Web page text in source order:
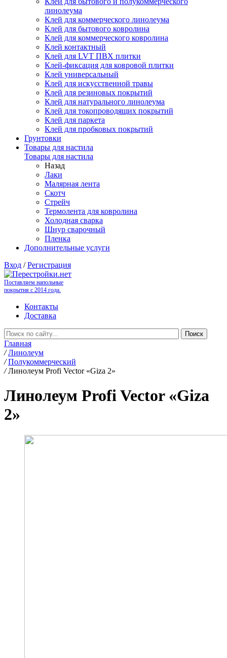
линолеума
Клей для коммерческого линолеума
Клей для бытового ковролина
Клей для коммерческого ковролина
Клей контактный
Клей для LVT ПВХ плитки
Клей-фиксация для ковровой плитки
Клей универсальный
Клей для искусственной травы
Клей для резиновых покрытий
Клей для натурального линолеума
Клей для токопроводящих покрытий
Клей для паркета
Клей для пробковых покрытий
Грунтовки
Товары для настила
Товары для настила
Назад
Лаки
Малярная лента
Скотч
Стрейч
Термолента для ковролина
Холодная сварка
Шнур сварочный
Пленка
Дополнительные услуги
Вход /Регистрация
Поставляем напольные
покрытия с 2014 года.
Контакты
Доставка
Главная
/ Линолеум
/ Полукоммерческий
/ Линолеум Profi Vector «Giza 2»
Линолеум Profi Vector «Giza
2»